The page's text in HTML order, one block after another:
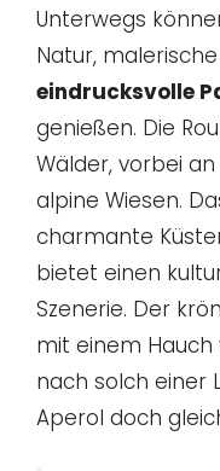
Unterwegs
Natur,
eindrucksvolle
genießen. Die
Wälder, vorbei
alpine Wiesen.
charmante
bietet einen
Szenerie. Der
mit einem
nach solch einer
Aperol doch